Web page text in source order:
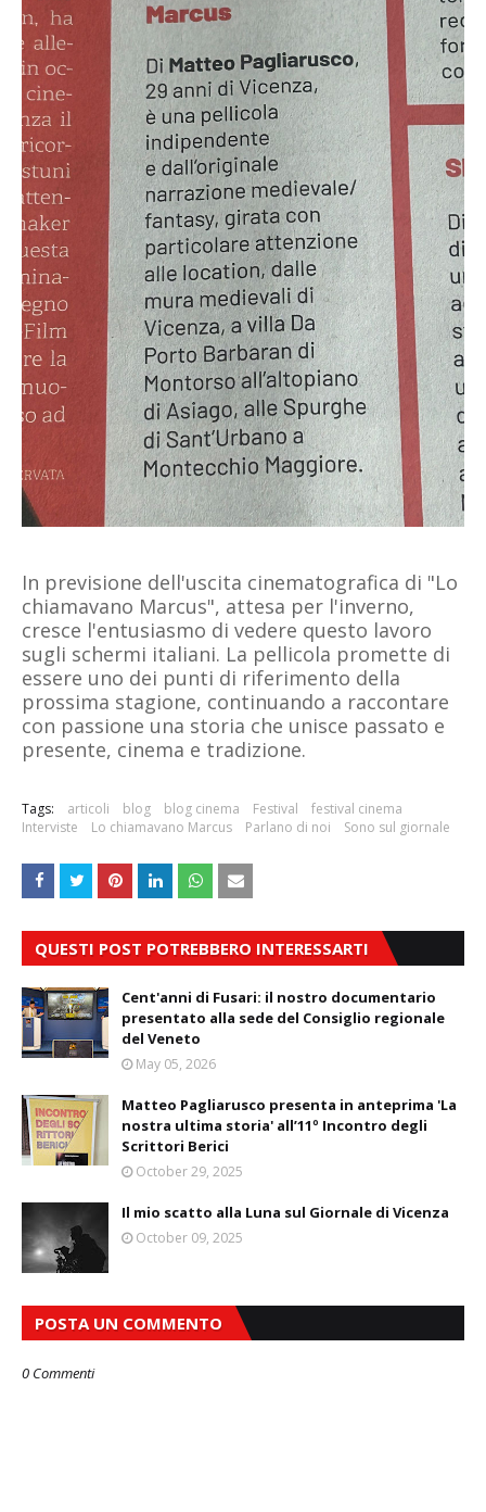
In previsione dell'uscita cinematografica di "Lo
chiamavano Marcus", attesa per l'inverno,
cresce l'entusiasmo di vedere questo lavoro
sugli schermi italiani. La pellicola promette di
essere uno dei punti di riferimento della
prossima stagione, continuando a raccontare
con passione una storia che unisce passato e
presente, cinema e tradizione.
Tags: articoli blog blog cinema Festival
festival cinema
Interviste
Lo chiamavano Marcus Parlano di noi Sono sul giornale
QUESTI POST POTREBBERO INTERESSARTI
Cent'anni di Fusari: il nostro documentario
presentato alla sede del Consiglio regionale
del Veneto
May 05, 2026
Matteo Pagliarusco presenta in anteprima 'La
nostra ultima storia' all’11º Incontro degli
Scrittori Berici
October 29, 2025
Il mio scatto alla Luna sul Giornale di Vicenza
October 09, 2025
POSTA UN COMMENTO
0 Commenti